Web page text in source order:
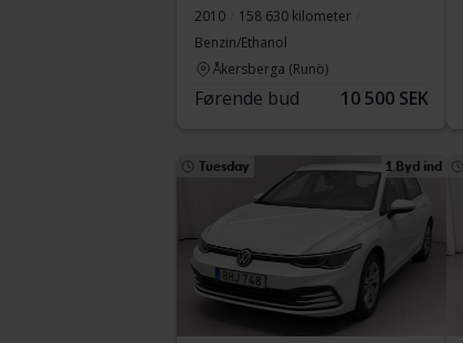
2010
158 630 kilometer
Benzin/Ethanol
Åkersberga (Runö)
Førende bud 10 500 SEK
Tuesday 1 Byd ind